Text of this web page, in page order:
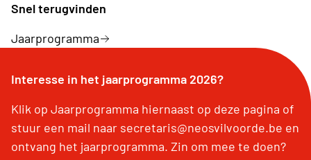
Snel terugvinden
Jaarprogramma
Interesse in het jaarprogramma 2026?
Klik op Jaarprogramma hiernaast op deze pagina of
stuur een mail naar secretaris@neosvilvoorde.be en
ontvang het jaarprogramma. Zin om mee te doen?